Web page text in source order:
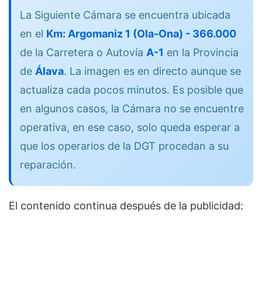
La Siguiente Cámara se encuentra ubicada
en el Km: Argomaniz 1 (Ola-Ona) - 366.000
de la Carretera o Autovía A-1 en la Provincia
de Álava. La imagen es en directo aunque se
actualiza cada pocos minutos. Es posible que
en algunos casos, la Cámara no se encuentre
operativa, en ese caso, solo queda esperar a
que los operarios de la DGT procedan a su
reparación.
El contenido continua después de la publicidad: